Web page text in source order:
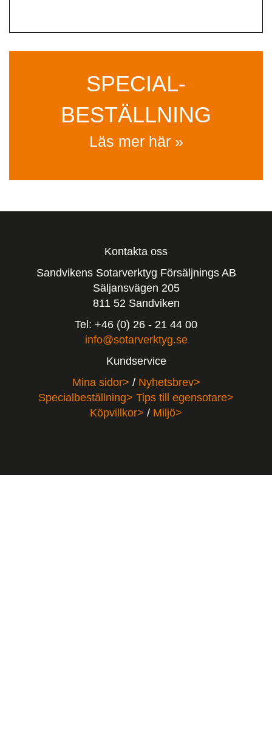
SPECIAL­
BESTÄLLNING
Läs mer här »
Kontakta oss
Sandvikens Sotarverktyg Försäljnings AB
Säljansvägen 205
811 52 Sandviken
Tel: +46 (0) 26 - 21 44 00
info@sotarverktyg.se
Kundservice
Mina sidor> / Nyhetsbrev>
Specialbeställning> Tips till egensotare>
Köpvillkor> / Miljö>